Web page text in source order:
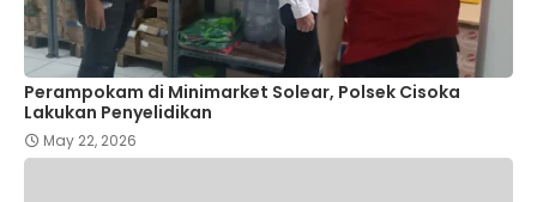
Perampokam di Minimarket Solear, Polsek Cisoka
Lakukan Penyelidikan
May 22, 2026